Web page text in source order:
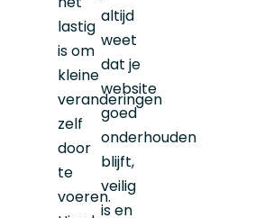
lastig
is om
kleine
veranderingen
zelf
door
te
voeren.
altijd
weet
dat je
website
goed
onderhouden
blijft,
veilig
is en